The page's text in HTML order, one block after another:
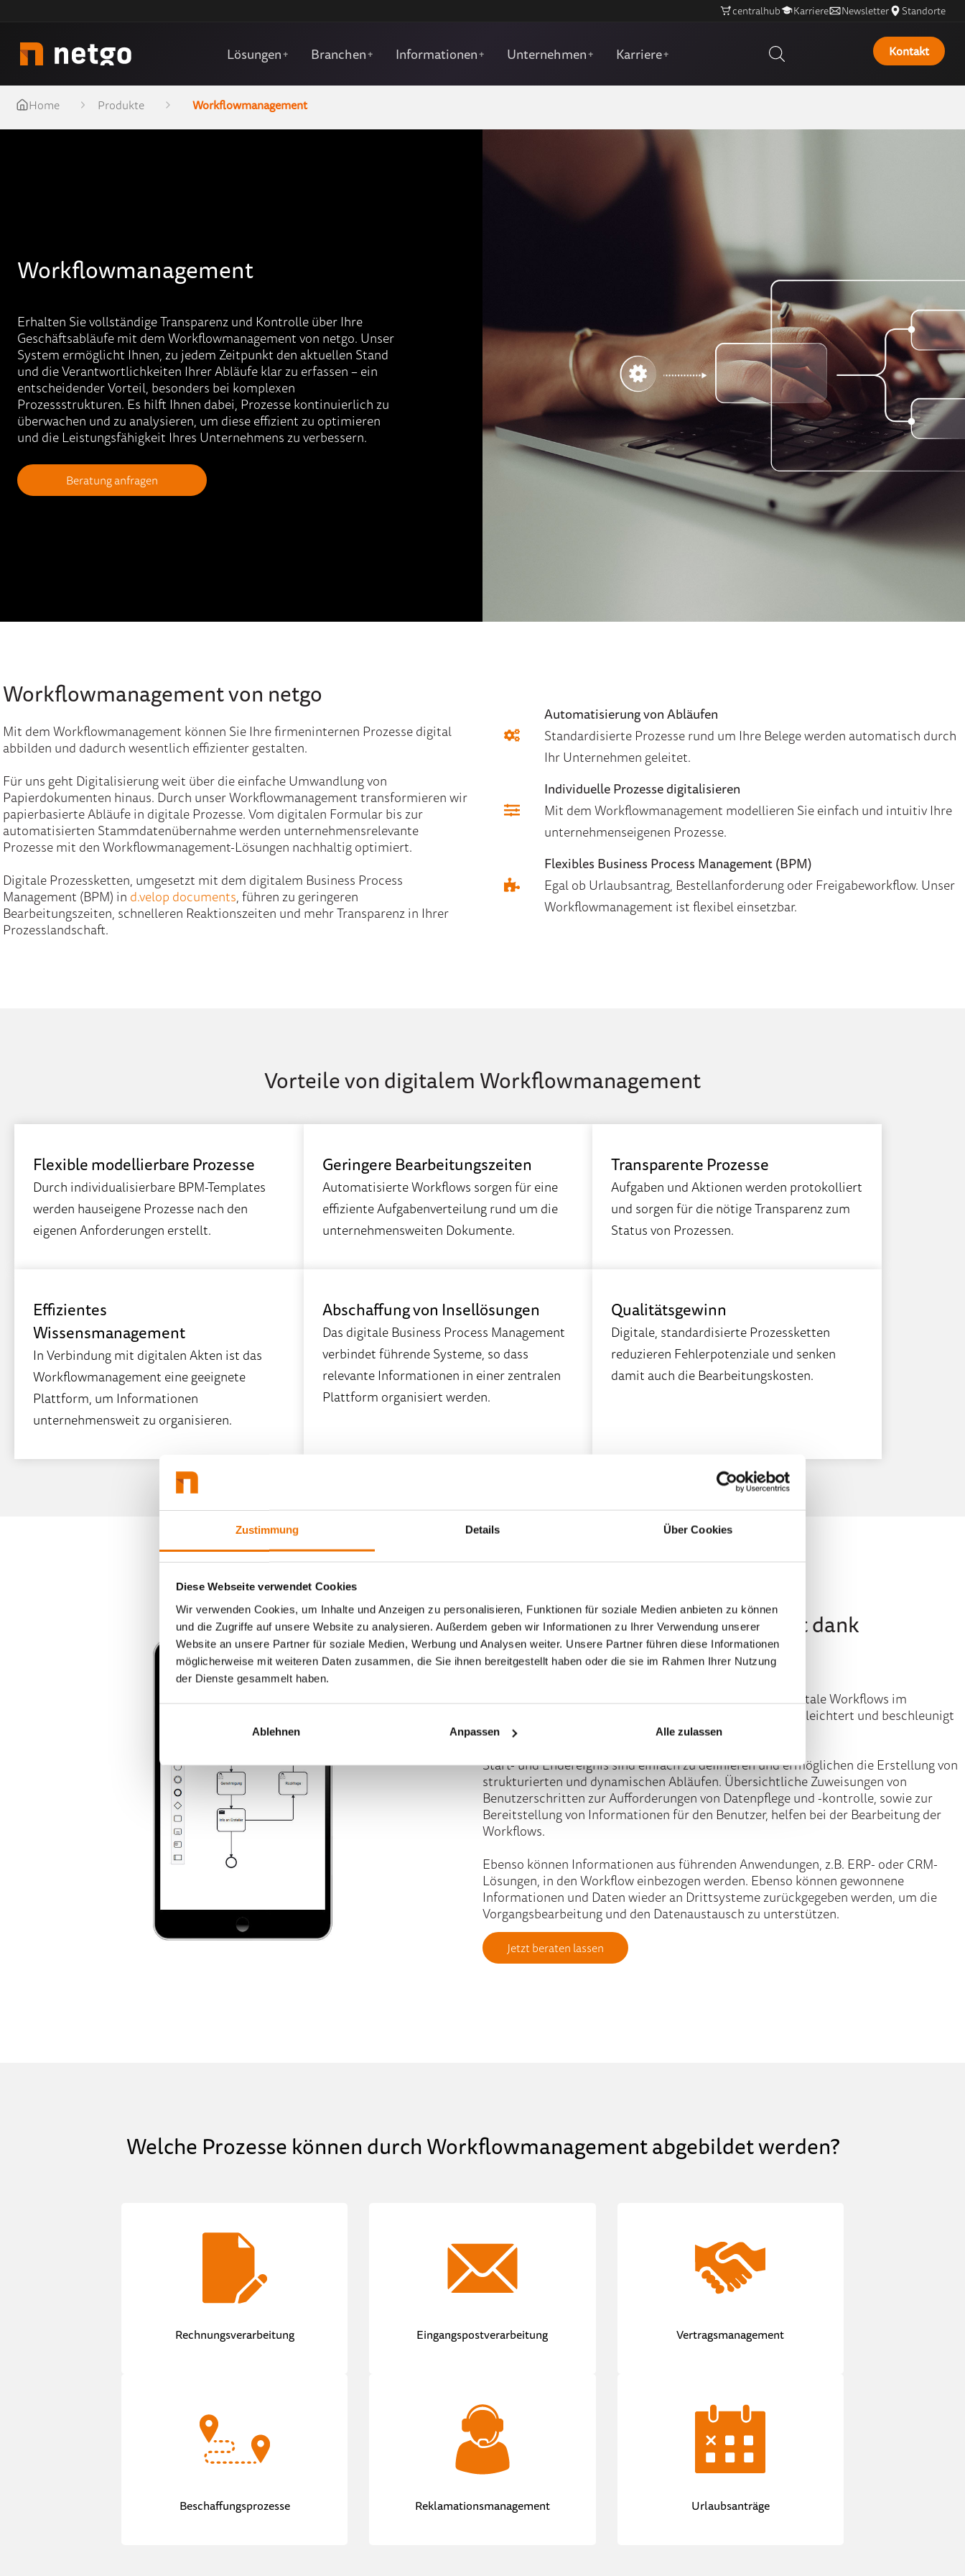
Zustimmung Details Über Cookies
Diese Webseite verwendet Cookies
Wir verwenden Cookies, um Inhalte und Anzeigen zu personalisieren, Funktionen für soziale Medien anbieten zu können
und die Zugriffe auf unsere Website zu analysieren. Außerdem geben wir Informationen zu Ihrer Verwendung unserer
Website an unsere Partner für soziale Medien, Werbung und Analysen weiter. Unsere Partner führen diese Informationen
möglicherweise mit weiteren Daten zusammen, die Sie ihnen bereitgestellt haben oder die sie im Rahmen Ihrer Nutzung
der Dienste gesammelt haben.
Ablehnen Anpassen Alle zulassen
centralhub Karriere Newsletter Standorte
Lösungen+ Branchen+ Informationen+ Unternehmen+ Karriere+ Kontakt
Home Produkte Workflowmanagement
Workflowmanagement
Erhalten Sie vollständige Transparenz und Kontrolle über Ihre
Geschäftsabläufe mit dem Workflowmanagement von netgo. Unser
System ermöglicht Ihnen, zu jedem Zeitpunkt den aktuellen Stand
und die Verantwortlichkeiten Ihrer Abläufe klar zu erfassen – ein
entscheidender Vorteil, besonders bei komplexen
Prozessstrukturen. Es hilft Ihnen dabei, Prozesse kontinuierlich zu
überwachen und zu analysieren, um diese effizient zu optimieren
und die Leistungsfähigkeit Ihres Unternehmens zu verbessern.
Beratung anfragen
Workflowmanagement von netgo
Mit dem Workflowmanagement können Sie Ihre firmeninternen Prozesse digital
abbilden und dadurch wesentlich effizienter gestalten.
Für uns geht Digitalisierung weit über die einfache Umwandlung von
Papierdokumenten hinaus. Durch unser Workflowmanagement transformieren wir
papierbasierte Abläufe in digitale Prozesse. Vom digitalen Formular bis zur
automatisierten Stammdatenübernahme werden unternehmensrelevante
Prozesse mit den Workflowmanagement-Lösungen nachhaltig optimiert.
Digitale Prozessketten, umgesetzt mit dem digitalem Business Process
Management (BPM) in d.velop documents, führen zu geringeren
Bearbeitungszeiten, schnelleren Reaktionszeiten und mehr Transparenz in Ihrer
Prozesslandschaft.
Automatisierung von Abläufen
Standardisierte Prozesse rund um Ihre Belege werden automatisch durch
Ihr Unternehmen geleitet.
Individuelle Prozesse digitalisieren
Mit dem Workflowmanagement modellieren Sie einfach und intuitiv Ihre
unternehmenseigenen Prozesse.
Flexibles Business Process Management (BPM)
Egal ob Urlaubsantrag, Bestellanforderung oder Freigabeworkflow. Unser
Workflowmanagement ist flexibel einsetzbar.
Vorteile von digitalem Workflowmanagement
Flexible modellierbare Prozesse
Durch individualisierbare BPM-Templates
werden hauseigene Prozesse nach den
eigenen Anforderungen erstellt.
Geringere Bearbeitungszeiten
Automatisierte Workflows sorgen für eine
effiziente Aufgabenverteilung rund um die
unternehmensweiten Dokumente.
Transparente Prozesse
Aufgaben und Aktionen werden protokolliert
und sorgen für die nötige Transparenz zum
Status von Prozessen.
Effizientes
Wissensmanagement
In Verbindung mit digitalen Akten ist das
Workflowmanagement eine geeignete
Plattform, um Informationen
unternehmensweit zu organisieren.
Abschaffung von Insellösungen
Das digitale Business Process Management
verbindet führende Systeme, so dass
relevante Informationen in einer zentralen
Plattform organisiert werden.
Qualitätsgewinn
Digitale, standardisierte Prozessketten
reduzieren Fehlerpotenziale und senken
damit auch die Bearbeitungskosten.
Effizientes Workflowmanagement dank
grafischem Workflow-Designer
Durch unseren grafischen Workflow-Designer können digitale Workflows im
Handumdrehen erstellt werden. Der grafische Designer erleichtert und beschleunigt
die Einrichtung und Steuerung des Geschäftsprozesses.
Start- und Endereignis sind einfach zu definieren und ermöglichen die Erstellung von
strukturierten und dynamischen Abläufen. Übersichtliche Zuweisungen von
Benutzerschritten zur Aufforderungen von Datenpflege und -kontrolle, sowie zur
Bereitstellung von Informationen für den Benutzer, helfen bei der Bearbeitung der
Workflows.
Ebenso können Informationen aus führenden Anwendungen, z.B. ERP- oder CRM-
Lösungen, in den Workflow einbezogen werden. Ebenso können gewonnene
Informationen und Daten wieder an Drittsysteme zurückgegeben werden, um die
Vorgangsbearbeitung und den Datenaustausch zu unterstützen.
Jetzt beraten lassen
Welche Prozesse können durch Workflowmanagement abgebildet werden?
Rechnungsverarbeitung Eingangspostverarbeitung Vertragsmanagement
Beschaffungsprozesse Reklamationsmanagement Urlaubsanträge